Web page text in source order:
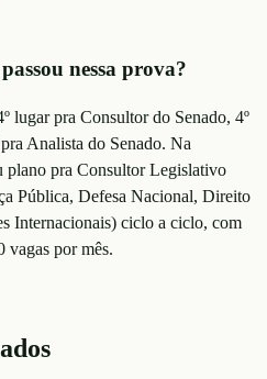
nessa prova?
lugar pra Consultor do Senado, 4º
Analista do Senado. Na
plano pra Consultor Legislativo
Pública, Defesa Nacional, Direito
Internacionais) ciclo a ciclo, com
vagas por mês.